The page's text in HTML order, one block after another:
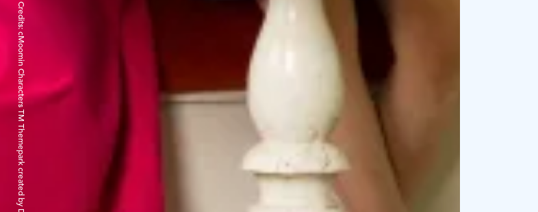
Credits:
cMoomin Characters TM Themepark created by Dennis Livson